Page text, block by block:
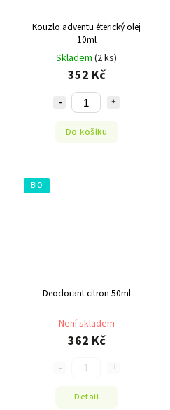
Kouzlo adventu éterický olej
10ml
Skladem (2 ks)
352 Kč
Do košíku
BIO
Deodorant citron 50ml
Není skladem
362 Kč
Detail